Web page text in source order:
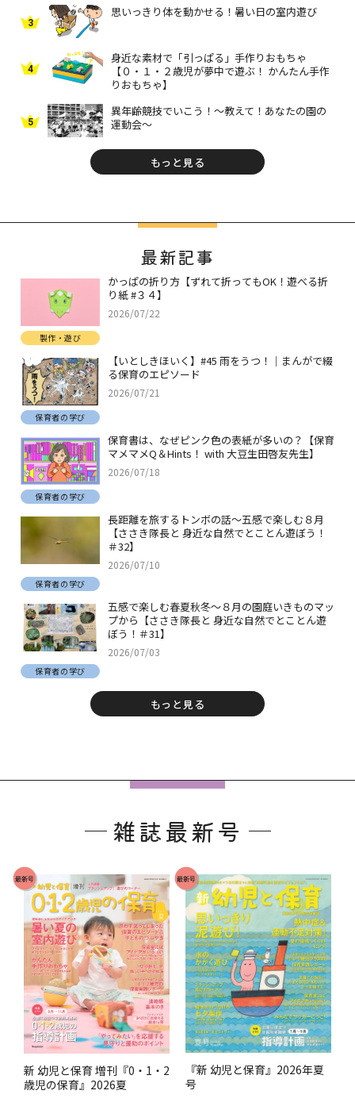
3
思いっきり体を動かせる！暑い日の室内遊び
4
身近な素材で「引っぱる」手作りおもちゃ
【０・１・２歳児が夢中で遊ぶ！ かんたん手作
りおもちゃ】
5
異年齢競技でいこう！～教えて！あなたの園の
運動会～
もっと見る
最新記事
かっぱの折り方【ずれて折ってもOK！遊べる折
り紙 #３４】
2026/07/22
製作・遊び
【いとしきほいく】#45 雨をうつ！｜まんがで綴
る保育のエピソード
2026/07/21
保育者の学び
保育書は、なぜピンク色の表紙が多いの？【保育
マメマメQ＆Hints！ with 大豆生田啓友先生】
2026/07/18
保育者の学び
長距離を旅するトンボの話～五感で楽しむ８月
【ささき隊長と 身近な自然でとことん遊ぼう！
＃32】
2026/07/10
保育者の学び
五感で楽しむ春夏秋冬～８月の園庭いきものマッ
プから【ささき隊長と 身近な自然でとことん遊
ぼう！＃31】
2026/07/03
保育者の学び
もっと見る
雑誌最新号
最新号
新 幼児と保育 増刊『0・1・2
歳児の保育』2026夏
最新号
『新 幼児と保育』2026年夏
号